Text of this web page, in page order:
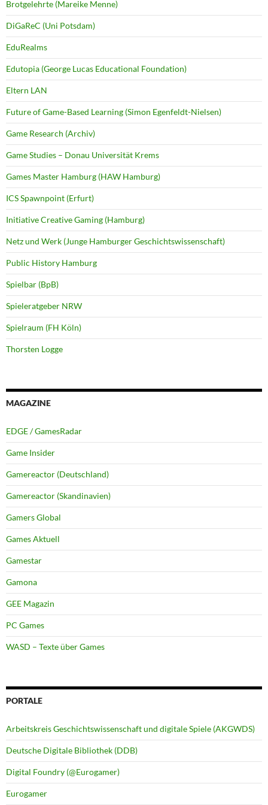
Brotgelehrte (Mareike Menne)
DiGaReC (Uni Potsdam)
EduRealms
Edutopia (George Lucas Educational Foundation)
Eltern LAN
Future of Game-Based Learning (Simon Egenfeldt-Nielsen)
Game Research (Archiv)
Game Studies – Donau Universität Krems
Games Master Hamburg (HAW Hamburg)
ICS Spawnpoint (Erfurt)
Initiative Creative Gaming (Hamburg)
Netz und Werk (Junge Hamburger Geschichtswissenschaft)
Public History Hamburg
Spielbar (BpB)
Spieleratgeber NRW
Spielraum (FH Köln)
Thorsten Logge
MAGAZINE
EDGE / GamesRadar
Game Insider
Gamereactor (Deutschland)
Gamereactor (Skandinavien)
Gamers Global
Games Aktuell
Gamestar
Gamona
GEE Magazin
PC Games
WASD – Texte über Games
PORTALE
Arbeitskreis Geschichtswissenschaft und digitale Spiele (AKGWDS)
Deutsche Digitale Bibliothek (DDB)
Digital Foundry (@Eurogamer)
Eurogamer